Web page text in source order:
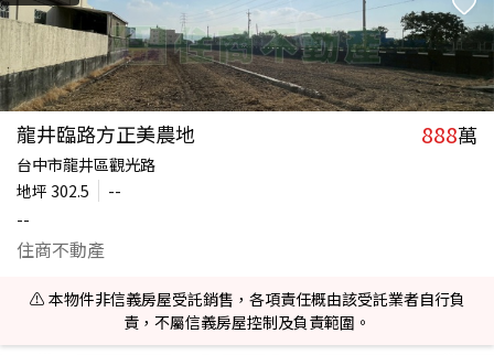
龍井臨路方正美農地 888萬
台中市龍井區觀光路
地坪 302.5
--
--
住商不動產
⚠️ 本物件非信義房屋受託銷售，各項責任概由該受託業者自行負
責，不屬信義房屋控制及負責範圍。